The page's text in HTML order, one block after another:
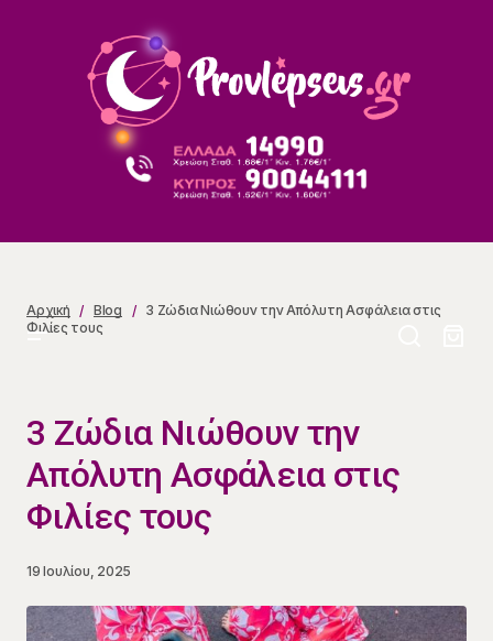
Αρχική Blog
3 Ζώδια Νιώθουν την Απόλυτη Ασφάλεια στις
Φιλίες τους
3 Ζώδια Νιώθουν την
Απόλυτη Ασφάλεια στις
Φιλίες τους
19 Ιουλίου, 2025